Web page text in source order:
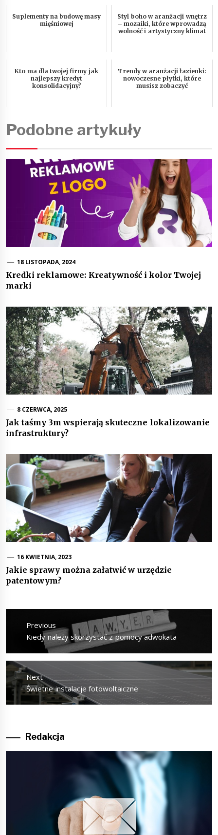
Suplementy na budowę masy
mięśniowej
Styl boho w aranżacji wnętrz
– mozaiki, które wprowadzą
wolność i artystyczny klimat
Kto ma dla twojej firmy jak
najlepszy kredyt
konsolidacyjny?
Trendy w aranżacji łazienki:
nowoczesne płytki, które
musisz zobaczyć
Podobne artykuły
18 LISTOPADA, 2024
Kredki reklamowe: Kreatywność i kolor Twojej
marki
8 CZERWCA, 2025
Jak taśmy 3m wspierają skuteczne lokalizowanie
infrastruktury?
16 KWIETNIA, 2023
Jakie sprawy można załatwić w urzędzie
patentowym?
Nawigacja
wpisuPrevious
Previous
Kiedy należy skorzystać z pomocy adwokata
Next
Next
post:
Świetne instalacje fotowoltaiczne
Redakcja